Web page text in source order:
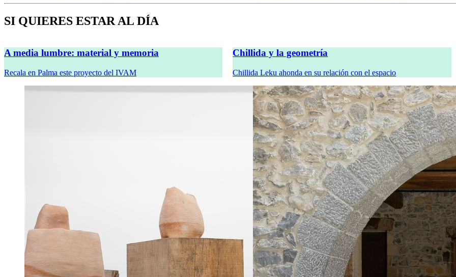
SI QUIERES ESTAR AL DÍA
A media lumbre: material y memoria
Recala en Palma este proyecto del IVAM
Chillida y la geometría
Chillida Leku ahonda en su relación con el espacio